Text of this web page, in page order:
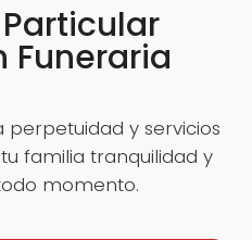
Funeraria
y servicios
familia tranquilidad y
momento.